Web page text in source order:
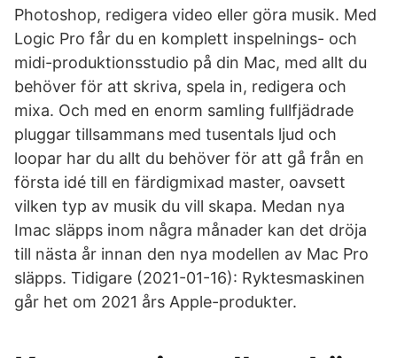
Photoshop, redigera video eller göra musik. Med
Logic Pro får du en komplett inspelnings- och
midi-produktionsstudio på din Mac, med allt du
behöver för att skriva, spela in, redigera och
mixa. Och med en enorm samling fullfjädrade
pluggar tillsammans med tusentals ljud och
loopar har du allt du behöver för att gå från en
första idé till en färdigmixad master, oavsett
vilken typ av musik du vill skapa. Medan nya
Imac släpps inom några månader kan det dröja
till nästa år innan den nya modellen av Mac Pro
släpps. Tidigare (2021-01-16): Ryktesmaskinen
går het om 2021 års Apple-produkter.